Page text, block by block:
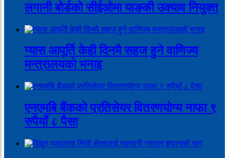
लगानी बोर्डको सीईओमा याङकी उक्याव नियुक्त
ग्यास आपूर्ति केही दिनमै सहज हुने वाणिज्य
मन्त्रालयको भनाइ
एनएमबि बैंकको प्रतिसेयर वितरणयोग्य नाफा ९
रुपैयाँ ८ पैसा